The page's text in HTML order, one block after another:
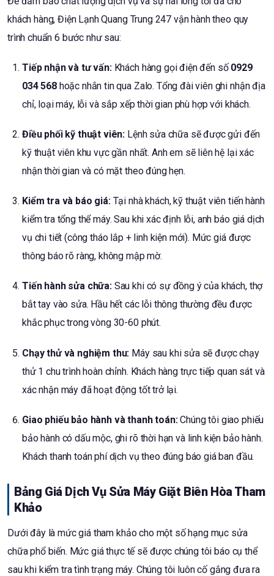
khách hàng, Điện Lạnh Quang Trung 247 vận hành theo quy
trình chuẩn 6 bước như sau:
Tiếp nhận và tư vấn:Khách hàng gọi điện đến số 0929
034 568hoặc nhắn tin qua Zalo. Tổng đài viên ghi nhận địa
chỉ, loại máy, lỗi và sắp xếp thời gian phù hợp với khách.
Điều phối kỹ thuật viên: Lệnh sửa chữa sẽ được gửi đến
kỹ thuật viên khu vực gần nhất. Anh em sẽ liên hệ lại xác
nhận thời gian và có mặt theo đúng hẹn.
Kiểm tra và báo giá:Tại nhà khách, kỹ thuật viên tiến hành
kiểm tra tổng thể máy. Sau khi xác định lỗi, anh báo giá dịch
vụ chi tiết (công tháo lắp + linh kiện mới). Mức giá được
thông báo rõ ràng, không mập mờ.
Tiến hành sửa chữa:Sau khi có sự đồng ý của khách, thợ
bắt tay vào sửa. Hầu hết các lỗi thông thường đều được
khắc phục trong vòng 30-60 phút.
Chạy thử và nghiệm thu: Máy sau khi sửa sẽ được chạy
thử 1 chu trình hoàn chỉnh. Khách hàng trực tiếp quan sát và
xác nhận máy đã hoạt động tốt trở lại.
Giao phiếu bảo hành và thanh toán:Chúng tôi giao phiếu
bảo hành có dấu mộc, ghi rõ thời hạn và linh kiện bảo hành.
Khách thanh toán phí dịch vụ theo đúng báo giá ban đầu.
Bảng Giá Dịch Vụ Sửa Máy Giặt Biên Hòa Tham
Khảo
Dưới đây là mức giá tham khảo cho một số hạng mục sửa
chữa phổ biến. Mức giá thực tế sẽ được chúng tôi báo cụ thể
sau khi kiểm tra tình trạng máy. Chúng tôi luôn cố gắng đưa ra